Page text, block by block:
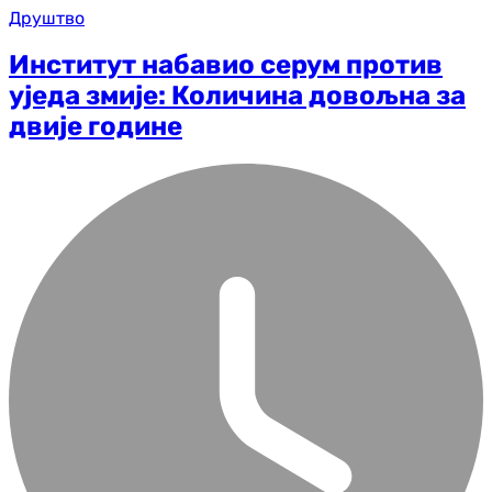
Друштво
Институт набавио серум против
уједа змије: Количина довољна за
двије године